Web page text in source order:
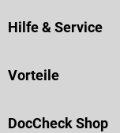
Hilfe & Service
Vorteile
DocCheck Shop